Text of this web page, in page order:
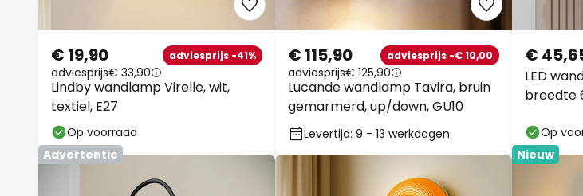
Lindby wandlamp Virelle, wit,
textiel, E27
€ 19,90 adviesprijs -41%
adviesprijs€ 33,90
Op voorraad
Lucande wandlamp Tavira, bruin
gemarmerd, up/down, GU10
€ 115,90 adviesprijs -€ 10,00
adviesprijs€ 125,90
Levertijd: 9 - 13 werkdagen
LED
breedte
€
Op
Advertentie
Nieuw